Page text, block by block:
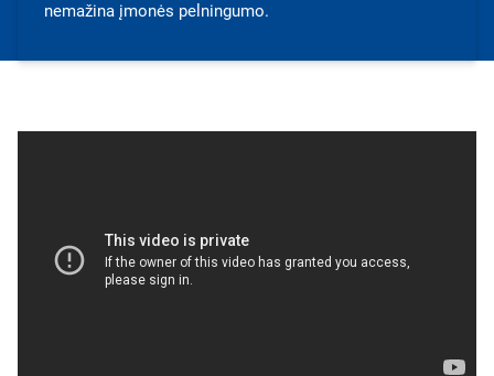
nemažina įmonės pelningumo.